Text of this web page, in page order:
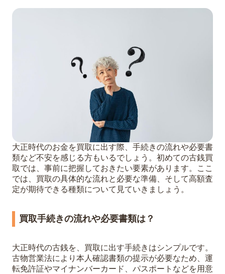
大正時代のお金を買取に出す際、手続きの流れや必要書
類など不安を感じる方もいるでしょう。初めての古銭買
取では、事前に把握しておきたい要素があります。ここ
では、買取の具体的な流れと必要な準備、そして高額査
定が期待できる種類について見ていきましょう。
買取手続きの流れや必要書類は？
大正時代の古銭を、買取に出す手続きはシンプルです。
古物営業法により本人確認書類の提示が必要なため、運
転免許証やマイナンバーカード、パスポートなどを用意